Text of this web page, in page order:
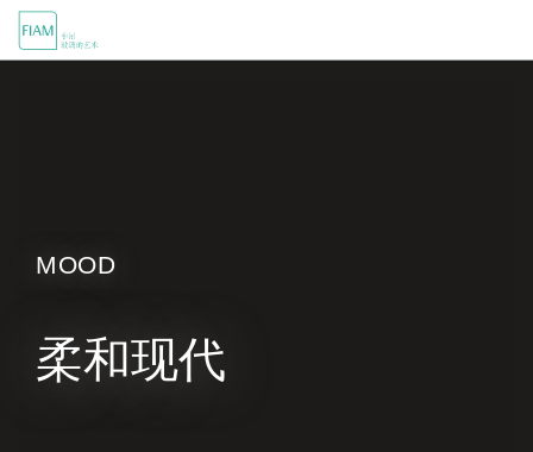
产品中心
设计师
MOOD
柔和现代